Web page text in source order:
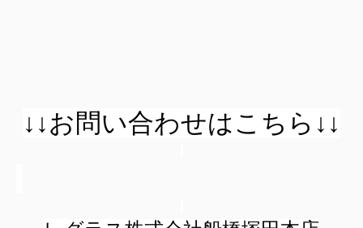
↓↓お問い合わせはこちら↓↓